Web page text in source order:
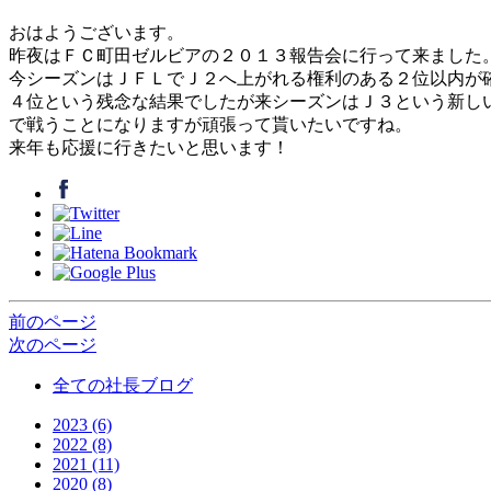
おはようございます。
昨夜はＦＣ町田ゼルビアの２０１３報告会に行って来ました。
今シーズンはＪＦＬでＪ２へ上がれる権利のある２位以内が
４位という残念な結果でしたが来シーズンはＪ３という新し
で戦うことになりますが頑張って貰いたいですね。
来年も応援に行きたいと思います！
前のページ
次のページ
全ての社長ブログ
2023 (6)
2022 (8)
2021 (11)
2020 (8)